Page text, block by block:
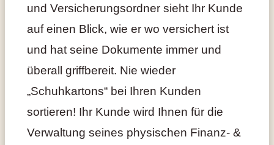
und Versicherungsordner sieht Ihr Kunde
auf einen Blick, wie er wo versichert ist
und hat seine Dokumente immer und
überall griffbereit. Nie wieder
„Schuhkartons“ bei Ihren Kunden
sortieren! Ihr Kunde wird Ihnen für die
Verwaltung seines physischen Finanz- &